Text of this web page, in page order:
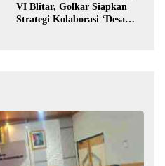
VI Blitar, Golkar Siapkan
Strategi Kolaborasi ‘Desa